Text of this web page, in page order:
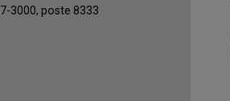
3000, poste 8333